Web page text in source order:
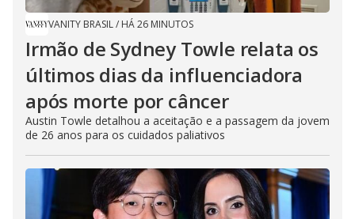
VANITY BRASIL/ HÁ 26 MINUTOS
Irmão de Sydney Towle relata os
últimos dias da influenciadora
após morte por câncer
Austin Towle detalhou a aceitação e a passagem da jovem
de 26 anos para os cuidados paliativos